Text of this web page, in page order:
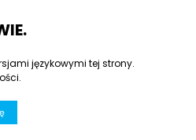
językowymi tej strony.